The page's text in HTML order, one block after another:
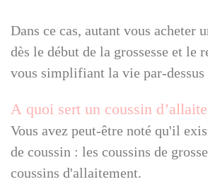
Dans ce cas, autant vous acheter
dès le début de la grossesse et le
vous simplifiant la vie par-dessus
A quoi sert un coussin
Vous avez peut-être noté qu'il
de coussin : les coussins de
coussins d'allaitement.